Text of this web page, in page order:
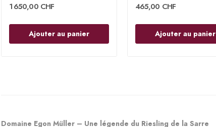
1 650,00 CHF
Ajouter au panier
465,00 CHF
Ajouter au panier
Domaine Egon Müller – Une légende du Riesling de la Sarre